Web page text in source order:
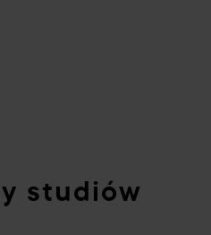
studiów